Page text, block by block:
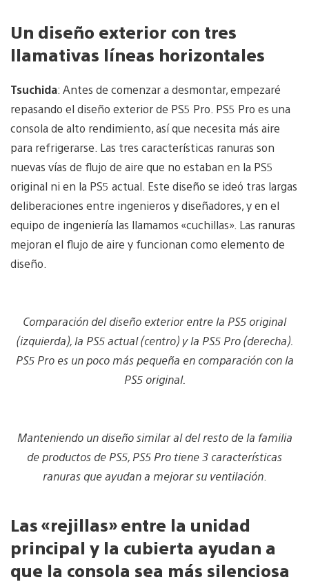
Un diseño exterior con tres
llamativas líneas horizontales
Tsuchida: Antes de comenzar a desmontar, empezaré
repasando el diseño exterior de PS5 Pro. PS5 Pro es una
consola de alto rendimiento, así que necesita más aire
para refrigerarse. Las tres características ranuras son
nuevas vías de flujo de aire que no estaban en la PS5
original ni en la PS5 actual. Este diseño se ideó tras largas
deliberaciones entre ingenieros y diseñadores, y en el
equipo de ingeniería las llamamos «cuchillas». Las ranuras
mejoran el flujo de aire y funcionan como elemento de
diseño.
Comparación del diseño exterior entre la PS5 original
(izquierda), la PS5 actual (centro) y la PS5 Pro (derecha).
PS5 Pro es un poco más pequeña en comparación con la
PS5 original.
Manteniendo un diseño similar al del resto de la familia
de productos de PS5, PS5 Pro tiene 3 características
ranuras que ayudan a mejorar su ventilación.
Las «rejillas» entre la unidad
principal y la cubierta ayudan a
que la consola sea más silenciosa